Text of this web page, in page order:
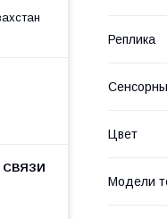
Реплика
Цвет
Модели